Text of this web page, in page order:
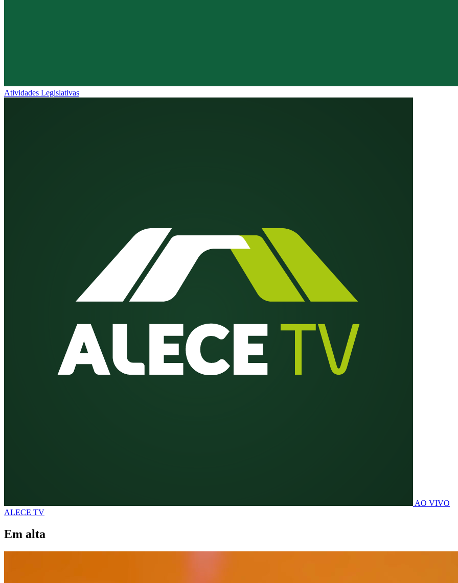
Atividades Legislativas
AO VIVO
ALECE TV
Em alta